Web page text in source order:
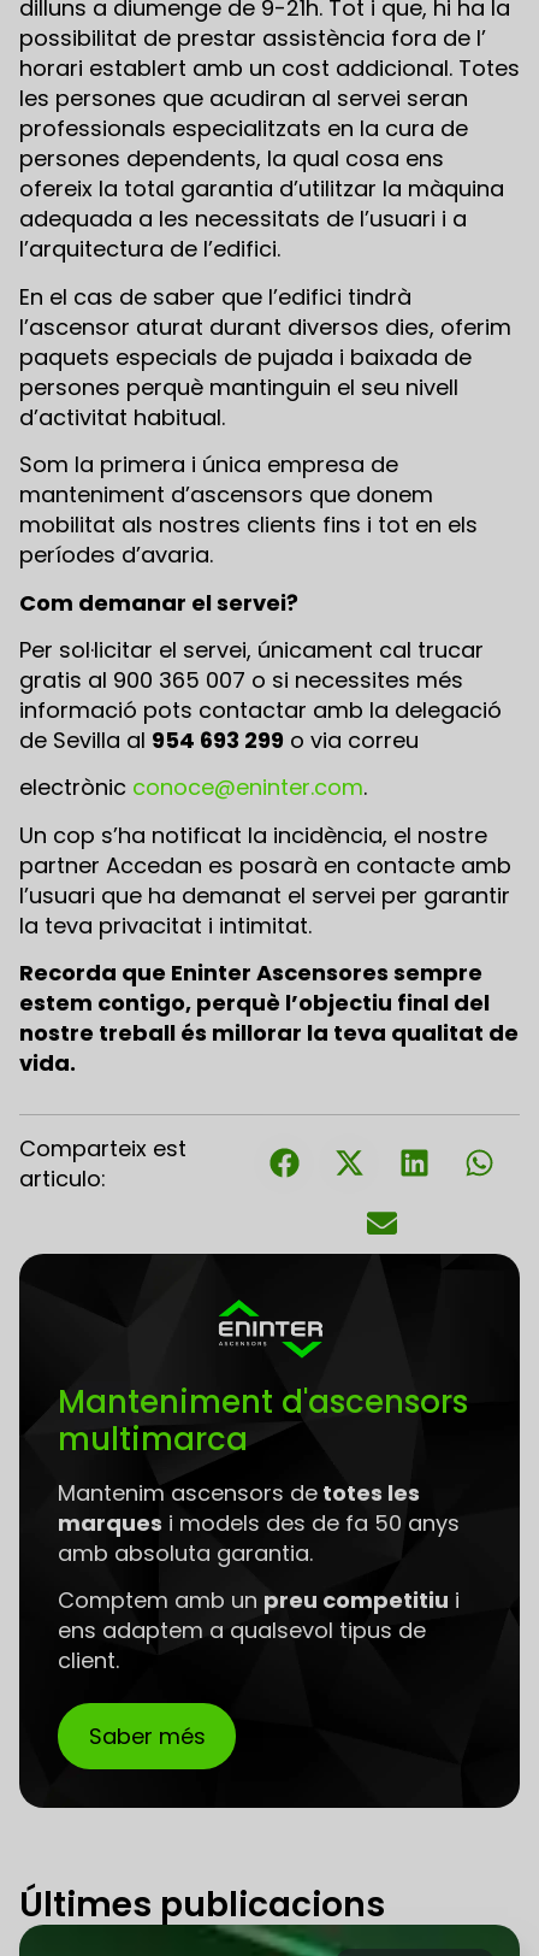
dilluns a diumenge de 9-21h. Tot i que, hi ha la
possibilitat de prestar assistència fora de l’
horari establert amb un cost addicional. Totes
les persones que acudiran al servei seran
professionals especialitzats en la cura de
persones dependents, la qual cosa ens
ofereix la total garantia d’utilitzar la màquina
adequada a les necessitats de l’usuari i a
l’arquitectura de l’edifici.
En el cas de saber que l’edifici tindrà
l’ascensor aturat durant diversos dies, oferim
paquets especials de pujada i baixada de
persones perquè mantinguin el seu nivell
d’activitat habitual.
Som la primera i única empresa de
manteniment d’ascensors que donem
mobilitat als nostres clients fins i tot en els
períodes d’avaria.
Com demanar el servei?
Per sol·licitar el servei, únicament cal trucar
gratis al 900 365 007 o si necessites més
informació pots contactar amb la delegació
de Sevilla al 954 693 299 o via correu
electrònic conoce@eninter.com.
Un cop s’ha notificat la incidència, el nostre
partner Accedan es posarà en contacte amb
l’usuari que ha demanat el servei per garantir
la teva privacitat i intimitat.
Recorda que Eninter Ascensores sempre
estem contigo, perquè l’objectiu final del
nostre treball és millorar la teva qualitat de
vida.
Comparteix est
articulo:
Manteniment d'ascensors
multimarca
Mantenim ascensors de totes les
marques i models des de fa 50 anys
amb absoluta garantia.
Comptem amb un preu competitiu i
ens adaptem a qualsevol tipus de
client.
Saber més
Últimes publicacions